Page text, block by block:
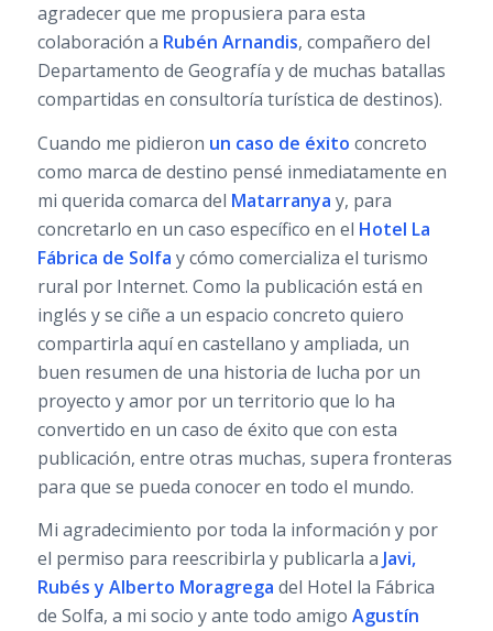
agradecer que me propusiera para esta
colaboración a Rubén Arnandis, compañero del
Departamento de Geografía y de muchas batallas
compartidas en consultoría turística de destinos).
Cuando me pidieron un caso de éxito concreto
como marca de destino pensé inmediatamente en
mi querida comarca del Matarranya y, para
concretarlo en un caso específico en el Hotel La
Fábrica de Solfa y cómo comercializa el turismo
rural por Internet. Como la publicación está en
inglés y se ciñe a un espacio concreto quiero
compartirla aquí en castellano y ampliada, un
buen resumen de una historia de lucha por un
proyecto y amor por un territorio que lo ha
convertido en un caso de éxito que con esta
publicación, entre otras muchas, supera fronteras
para que se pueda conocer en todo el mundo.
Mi agradecimiento por toda la información y por
el permiso para reescribirla y publicarla a Javi,
Rubés y Alberto Moragrega del Hotel la Fábrica
de Solfa, a mi socio y ante todo amigo Agustín